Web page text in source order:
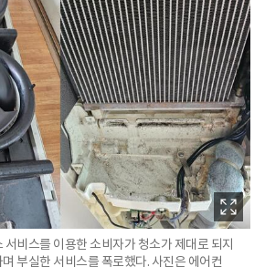
비스를 이용한 소비자가 청소가 제대로 되지
부실한 서비스를 폭로했다. 사진은 에어컨